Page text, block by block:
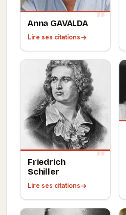
Anna GAVALDA
Lire ses citations
Friedrich
Schiller
Lire ses citations